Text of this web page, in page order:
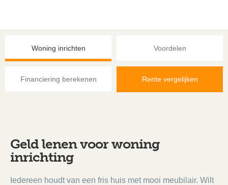
Woning inrichten Voordelen
Financiering berekenen Rente vergelijken
Geld lenen voor woning
inrichting
Iedereen houdt van een fris huis met mooi meubilair. Wilt